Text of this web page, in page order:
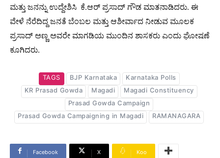
ಮತ್ತು ಜನನ್ನು ಉದ್ದೇಶಿಸಿ ಕೆ.ಆರ್ ಪ್ರಸಾದ್ ಗೌಡ ಮಾತನಾಡಿದರು. ಈ
ವೇಳೆ ನೆರೆದಿದ್ದ ಜನತೆ ಬೆಂಬಲ ಮತ್ತು ಆಶೀರ್ವಾದ ನೀಡುವ ಮೂಲಕ
ಪ್ರಸಾದ್ ಅಣ್ಣ ಅವರೇ ಮಾಗಡಿಯ ಮುಂದಿನ ಶಾಸಕರು ಎಂದು ಘೋಷಣೆ
ಕೂಗಿದರು.
TAGS BJP Karnataka
Karnataka Polls
KR Prasad Gowda
Magadi
Magadi Constituency
Prasad Gowda Campaign
Prasad Gowda Campaigning in Magadi
RAMANAGARA
Facebook X Koo